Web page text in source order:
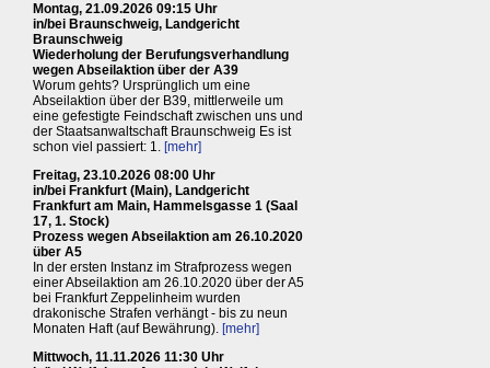
Montag, 21.09.2026 09:15 Uhr
in/bei Braunschweig, Landgericht
Braunschweig
Wiederholung der Berufungsverhandlung
wegen Abseilaktion über der A39
Worum gehts? Ursprünglich um eine
Abseilaktion über der B39, mittlerweile um
eine gefestigte Feindschaft zwischen uns und
der Staatsanwaltschaft Braunschweig Es ist
schon viel passiert: 1. [mehr]
Freitag, 23.10.2026 08:00 Uhr
in/bei Frankfurt (Main), Landgericht
Frankfurt am Main, Hammelsgasse 1 (Saal
17, 1. Stock)
Prozess wegen Abseilaktion am 26.10.2020
über A5
In der ersten Instanz im Strafprozess wegen
einer Abseilaktion am 26.10.2020 über der A5
bei Frankfurt Zeppelinheim wurden
drakonische Strafen verhängt - bis zu neun
Monaten Haft (auf Bewährung). [mehr]
Mittwoch, 11.11.2026 11:30 Uhr